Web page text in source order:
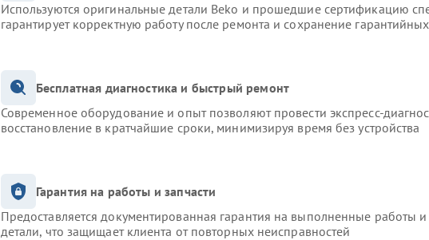
Используются оригинальные детали Beko и прошедшие сертификацию
гарантирует корректную работу после ремонта и сохранение гарантийных
Бесплатная диагностика и быстрый ремонт
Современное оборудование и опыт позволяют провести экспресс-
восстановление в кратчайшие сроки, минимизируя время без устройства
Гарантия на работы и запчасти
Предоставляется документированная гарантия на выполненные работы
детали, что защищает клиента от повторных неисправностей